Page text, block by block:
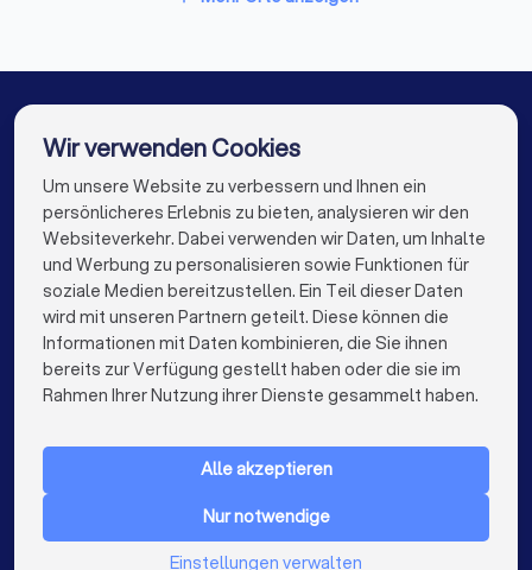
Finanzberater in Ebersbach an der Fils
Finanzberater in Berlin
Finanzberater in Hamburg
Finanzberater in München
Finanzberater in Köln
Finanzberater in Frankfurt am Main
Finanzberater in Stuttgart
Finanzberater in Düsseldorf
Finanzberater in Bremen
Finanzberater in Nürnberg
Finanzberater in Hannover
Finanzberater in Leipzig
Finanzberater in Duisburg
Finanzberater in Bochum
Die besten Finanzberater für Sie
info@trustlocal.de
FÜR PRIVATPERSONEN
Niederlande
Wir verwenden Cookies
Um unsere Website zu verbessern und Ihnen ein
persönlicheres Erlebnis zu bieten, analysieren wir den
Websiteverkehr. Dabei verwenden wir Daten, um Inhalte
und Werbung zu personalisieren sowie Funktionen für
soziale Medien bereitzustellen. Ein Teil dieser Daten
wird mit unseren Partnern geteilt. Diese können die
Informationen mit Daten kombinieren, die Sie ihnen
bereits zur Verfügung gestellt haben oder die sie im
Rahmen Ihrer Nutzung ihrer Dienste gesammelt haben.
Alle akzeptieren
Nur notwendige
Einstellungen verwalten